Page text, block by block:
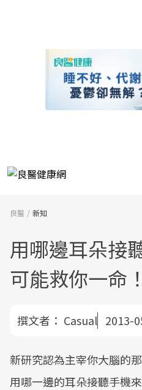
良醫 新知
用哪邊耳朵
可能救你一命！
撰文者： Casual 2013-
新研究認為主宰你大腦的
用哪一邊的耳朵接聽手機